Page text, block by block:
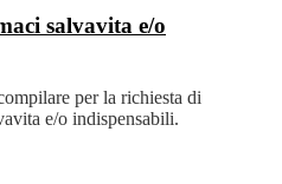
salvavita e/o
per la richiesta di
e/o indispensabili.